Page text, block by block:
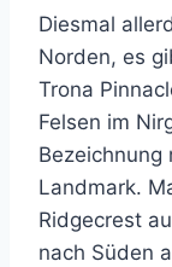
Diesmal
Norden, es
Trona
Felsen im
Bezeichnung
Landmark.
Ridgecrest
nach Süden